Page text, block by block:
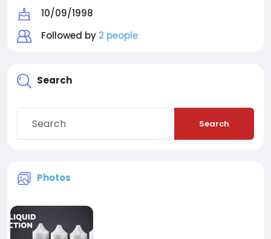
10/09/1998
Followed by 2 people
Search
Search
Photos